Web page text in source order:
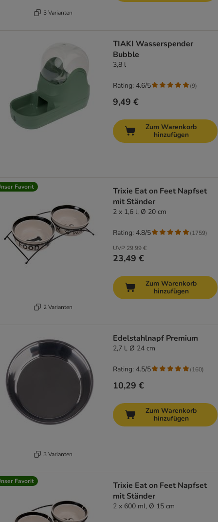
3 Varianten
TIAKI Wasserspender
Bubble
3,8 l
9,49 €
Rating: 4.6/5 (9)
Zum Warenkorb
hinzufügen
Favorit
2 Varianten
Trixie Eat on Feet Napfset
mit Ständer
2 x 1,6 l, Ø 20 cm
UVP 29,99 €
23,49 €
Rating: 4.8/5 (1759)
Zum Warenkorb
hinzufügen
3 Varianten
Edelstahlnapf Premium
2,7 l, Ø 24 cm
10,29 €
Rating: 4.5/5 (160)
Zum Warenkorb
hinzufügen
Favorit
Trixie Eat on Feet Napfset
mit Ständer
2 x 600 ml, Ø 15 cm